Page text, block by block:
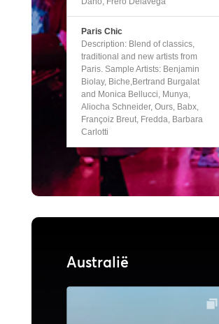
Paris Chic
Description: Blend of classics,
traditional and new artists from
Paris. Sample Artists: Benjamin
Biolay, Biche,Bertrand Burgalat
and Monica Bellucci, Munya,
Aliocha Schneider, Ours, Babx,
Françoiz Breut, Fredda, Barbara
Carlotti
Australië
Audiospeler